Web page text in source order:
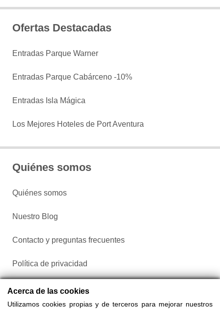
Ofertas Destacadas
Entradas Parque Warner
Entradas Parque Cabárceno -10%
Entradas Isla Mágica
Los Mejores Hoteles de Port Aventura
Quiénes somos
Quiénes somos
Nuestro Blog
Contacto y preguntas frecuentes
Política de privacidad
Configurar cookies
Acerca de las cookies
Utilizamos cookies propias y de terceros para mejorar nuestros